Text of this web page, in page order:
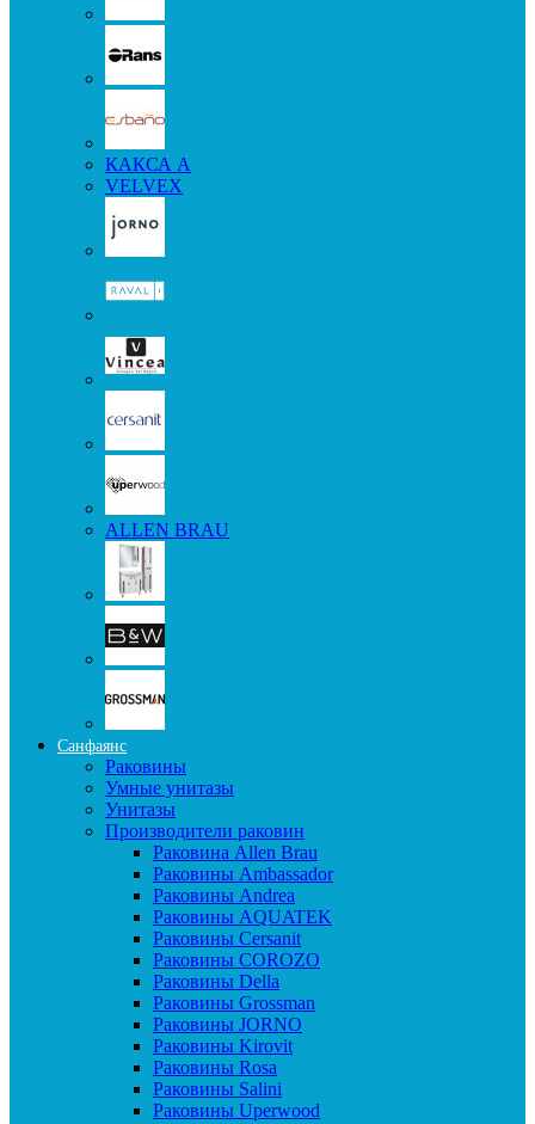
КАКСА А
VELVEX
ALLEN BRAU
Санфаянс
Раковины
Умные унитазы
Унитазы
Производители раковин
Раковина Allen Brau
Раковины Ambassador
Раковины Andrea
Раковины AQUATEK
Раковины Cersanit
Раковины COROZO
Раковины Della
Раковины Grossman
Раковины JORNO
Раковины Kirovit
Раковины Rosa
Раковины Salini
Раковины Uperwood